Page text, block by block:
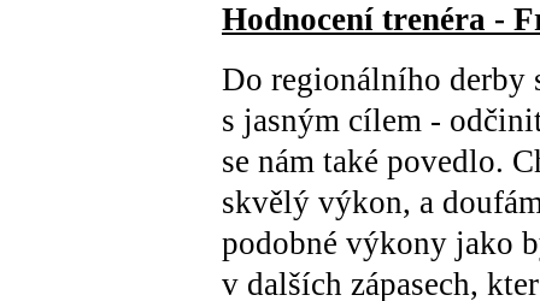
Hodnocení trenéra -
Do regionálního derby
s jasným cílem -
se nám také povedlo.
skvělý výkon, a
podobné výkony jako
v dalších zápasech,